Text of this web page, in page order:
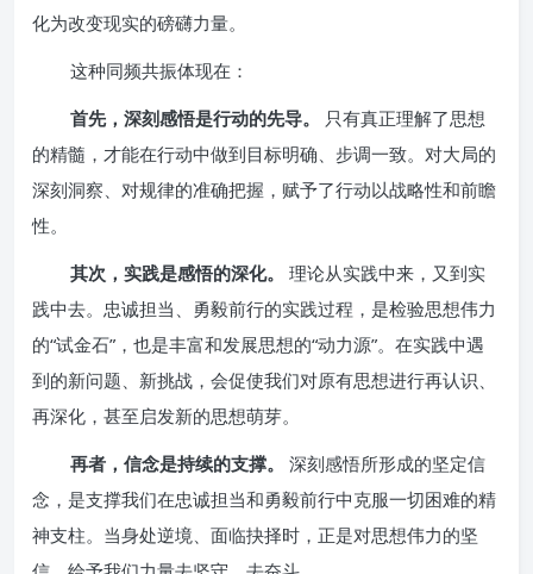
化为改变现实的磅礴力量。
这种同频共振体现在：
首先，深刻感悟是行动的先导。
只有真正理解了思想
的精髓，才能在行动中做到目标明确、步调一致。对大局的
深刻洞察、对规律的准确把握，赋予了行动以战略性和前瞻
性。
其次，实践是感悟的深化。
理论从实践中来，又到实
践中去。忠诚担当、勇毅前行的实践过程，是检验思想伟力
的“试金石”，也是丰富和发展思想的“动力源”。在实践中遇
到的新问题、新挑战，会促使我们对原有思想进行再认识、
再深化，甚至启发新的思想萌芽。
再者，信念是持续的支撑。
深刻感悟所形成的坚定信
念，是支撑我们在忠诚担当和勇毅前行中克服一切困难的精
神支柱。当身处逆境、面临抉择时，正是对思想伟力的坚